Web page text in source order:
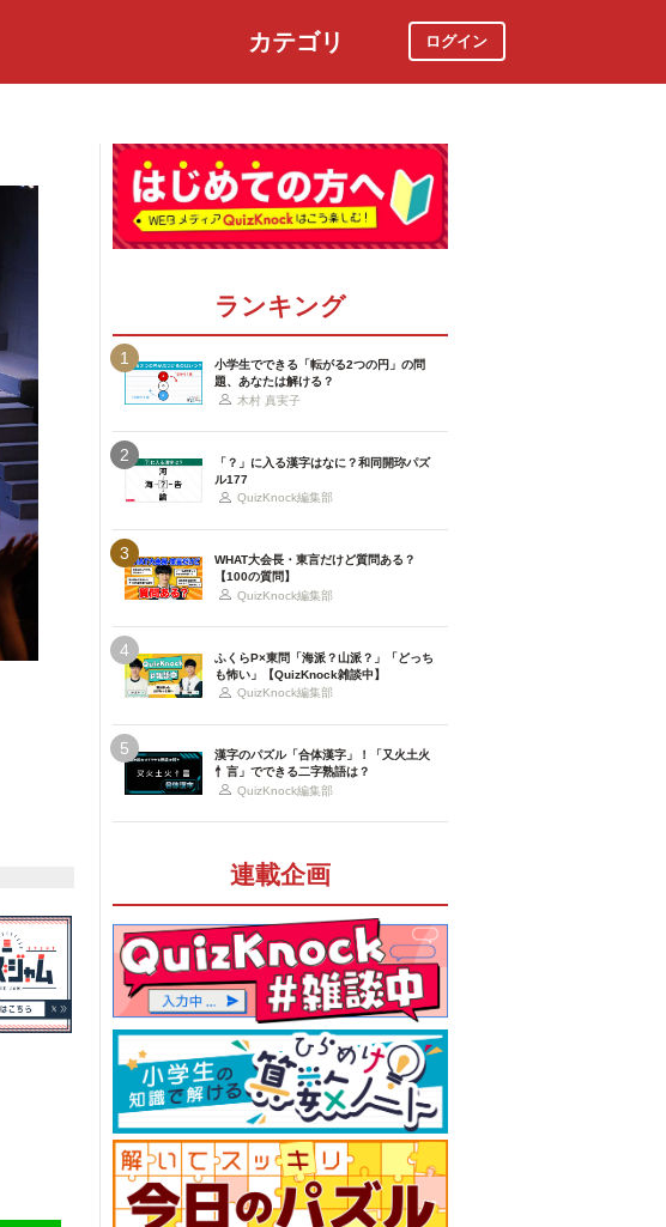
カテゴリ ログイン
ランキング
1
小学生でできる「転がる2つの円」の問
題、あなたは解ける？
木村 真実子
2
「？」に入る漢字はなに？和同開珎パズ
ル177
QuizKnock編集部
3
WHAT大会長・東言だけど質問ある？
【100の質問】
QuizKnock編集部
4
ふくらP×東問「海派？山派？」「どっち
も怖い」【QuizKnock雑談中】
QuizKnock編集部
5
漢字のパズル「合体漢字」！「又火土火
忄言」でできる二字熟語は？
QuizKnock編集部
連載企画